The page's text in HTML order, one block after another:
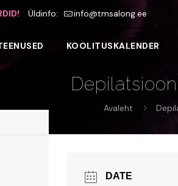
Üldinfo: info@tmsalong.ee
KOOLITUSKALENDER
Avaleht
DATE